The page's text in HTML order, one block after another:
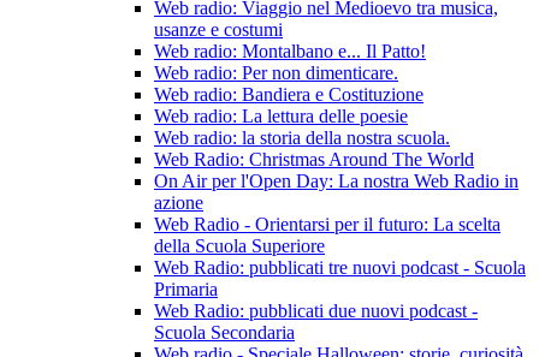
Web radio: Viaggio nel Medioevo tra musica,
usanze e costumi
Web radio: Montalbano e... Il Patto!
Web radio: Per non dimenticare.
Web radio: Bandiera e Costituzione
Web radio: La lettura delle poesie
Web radio: la storia della nostra scuola.
Web Radio: Christmas Around The World
On Air per l'Open Day: La nostra Web Radio in
azione
Web Radio - Orientarsi per il futuro: La scelta
della Scuola Superiore
Web Radio: pubblicati tre nuovi podcast - Scuola
Primaria
Web Radio: pubblicati due nuovi podcast -
Scuola Secondaria